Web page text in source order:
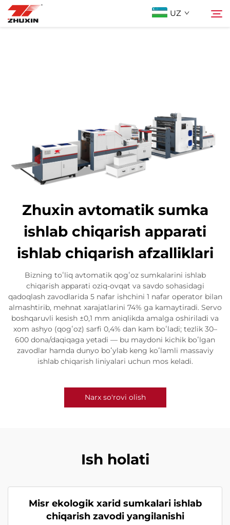
UZ
Yangiliklar
Bog'lanish
Tez-tez So'raladigan Savollar
Zhuxin avtomatik sumka
ishlab chiqarish apparati
ishlab chiqarish afzalliklari
Bizning toʻliq avtomatik qogʻoz sumkalarini ishlab
chiqarish apparati oziq-ovqat va savdo sohasidagi
qadoqlash zavodlarida 5 nafar ishchini 1 nafar operator bilan
almashtirib, mehnat xarajatlarini 74% ga kamaytiradi. Servo
boshqaruvli kesish ±0,1 mm aniqlikda amalga oshiriladi va
xom ashyo (qogʻoz) sarfi 0,4% dan kam boʻladi; tezlik 30–
600 dona/daqiqaga yetadi — bu maydoni kichik boʻlgan
zavodlar hamda dunyo boʻylab keng koʻlamli massaviy
ishlab chiqarish liniyalari uchun mos keladi.
Narx so'rovi olish
Ish holati
Misr ekologik xarid sumkalari ishlab
chiqarish zavodi yangilanishi